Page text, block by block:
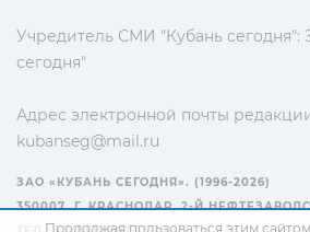
Учредитель СМИ "Кубань сегодня":
сегодня"
Адрес электронной почты
kubanseg@mail.ru
ЗАО «КУБАНЬ СЕГОДНЯ». (1996-2026)
350007, Г. КРАСНОДАР, 2-Й
Продолжая пользоваться этим